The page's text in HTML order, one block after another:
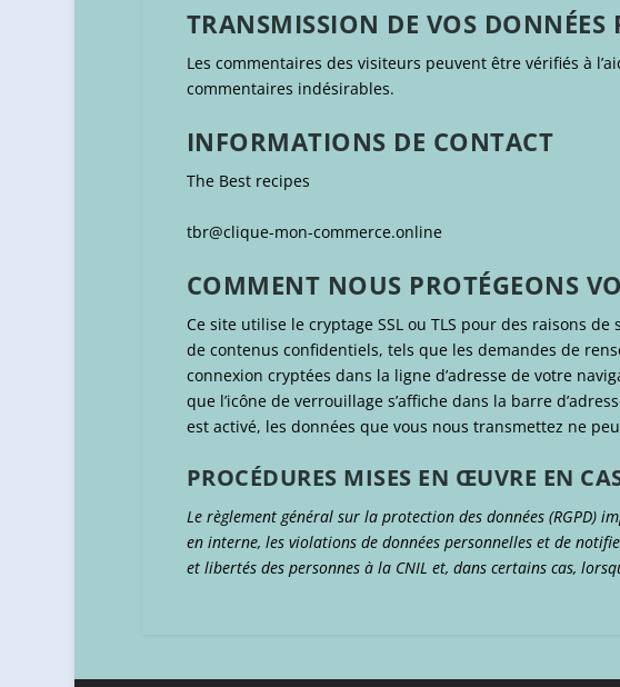
TRANSMISSION DE VOS DONNÉES
Les commentaires des visiteurs peuvent être vérifiés à
commentaires indésirables.
INFORMATIONS DE CONTACT
The Best recipes
tbr@clique-mon-commerce.online
COMMENT NOUS PROTÉGEONS
Ce site utilise le cryptage SSL ou TLS pour des raisons
de contenus confidentiels, tels que les demandes de
connexion cryptées dans la ligne d’adresse de votre
que l’icône de verrouillage s’affiche dans la barre
est activé, les données que vous nous transmettez ne
PROCÉDURES MISES EN ŒUVRE EN
Le règlement général sur la protection des données (RGPD)
en interne, les violations de données personnelles et de
et libertés des personnes à la CNIL et, dans certains cas,